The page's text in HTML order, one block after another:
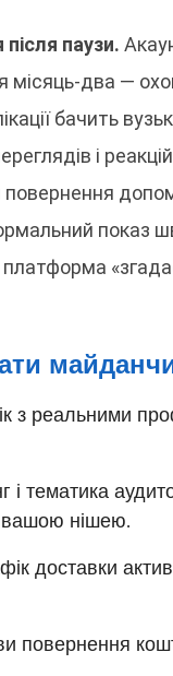
паузи.
місяць-два —
бачить
і
повернення
показ
платформа
з реальними
і тематика
вашою нішею.
доставки
повернення